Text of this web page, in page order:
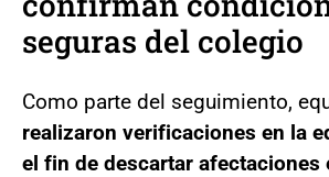
seguras del colegio
Como parte del seguimiento,
realizaron verificaciones en la
el fin de descartar afectaciones